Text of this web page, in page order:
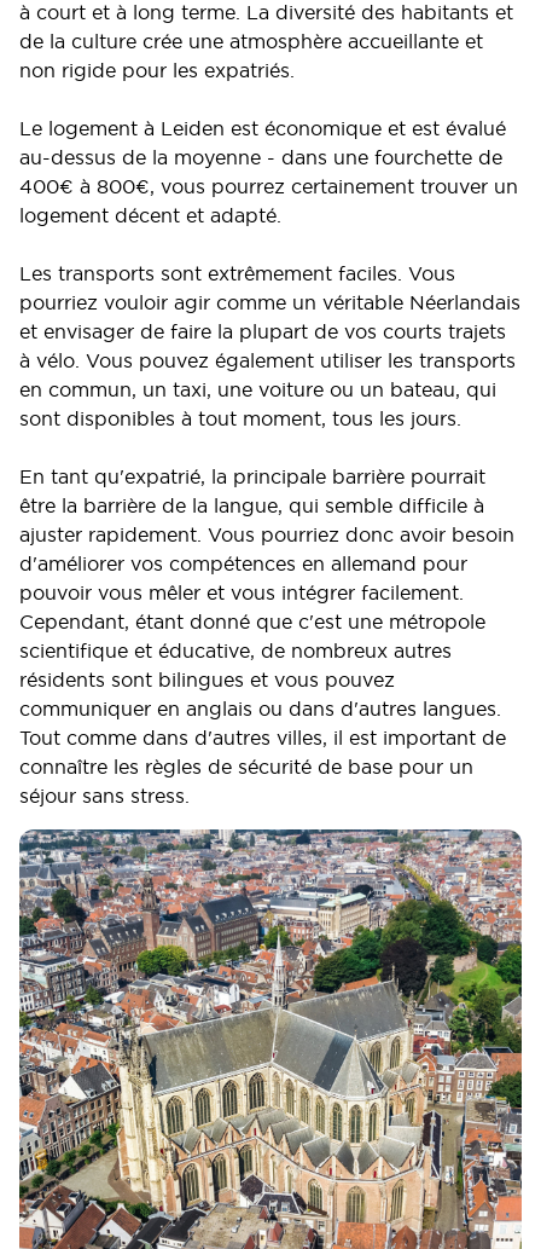
à court et à long terme. La diversité des habitants et
de la culture crée une atmosphère accueillante et
non rigide pour les expatriés.
Le logement à Leiden est économique et est évalué
au-dessus de la moyenne - dans une fourchette de
400€ à 800€, vous pourrez certainement trouver un
logement décent et adapté.
Les transports sont extrêmement faciles. Vous
pourriez vouloir agir comme un véritable Néerlandais
et envisager de faire la plupart de vos courts trajets
à vélo. Vous pouvez également utiliser les transports
en commun, un taxi, une voiture ou un bateau, qui
sont disponibles à tout moment, tous les jours.
En tant qu'expatrié, la principale barrière pourrait
être la barrière de la langue, qui semble difficile à
ajuster rapidement. Vous pourriez donc avoir besoin
d'améliorer vos compétences en allemand pour
pouvoir vous mêler et vous intégrer facilement.
Cependant, étant donné que c'est une métropole
scientifique et éducative, de nombreux autres
résidents sont bilingues et vous pouvez
communiquer en anglais ou dans d'autres langues.
Tout comme dans d'autres villes, il est important de
connaître les règles de sécurité de base pour un
séjour sans stress.